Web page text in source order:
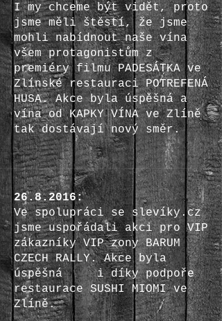
I my chceme být vidět, proto
jsme měli štěstí, že jsme
mohli nabídnout naše vína
všem protagonistům z
premiéry filmu PADESÁTKA ve
Zlínské restauraci POTREFENÁ
HUSA. Akce byla úspěšná a
vína od KAPKY VÍNA ve Zlíně
tak dostávají nový směr.
26.8.2016:
Ve spolupráci se slevíky.cz
jsme uspořádali akci pro VIP
zákazníky VIP zony BARUM
CZECH RALLY. Akce byla
úspěšná i díky podpoře
restaurace SUSHI MIOMI ve
Zlíně.